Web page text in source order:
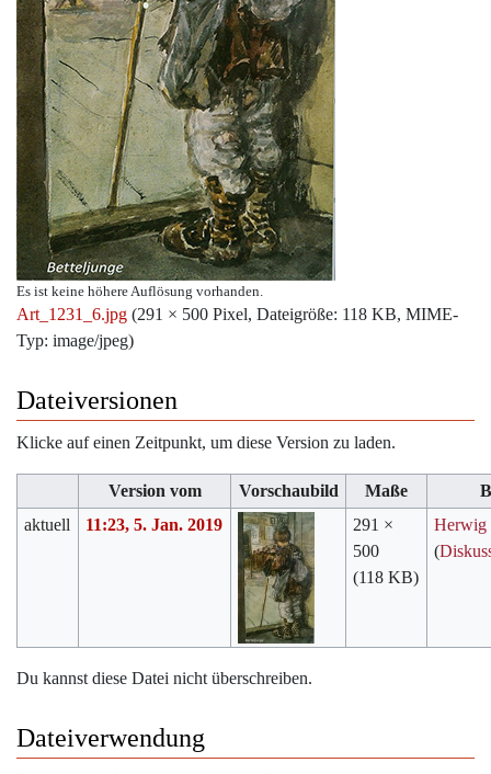
Es ist keine höhere Auflösung vorhanden.
Art_1231_6.jpg (291 × 500 Pixel, Dateigröße: 118 KB, MIME-
Typ: image/jpeg)
Dateiversionen
Klicke auf einen Zeitpunkt, um diese Version zu laden.
Version vom Vorschaubild Maße
aktuell
11:23, 5. Jan. 2019
291 ×
500
(118 KB)
Herwig
(
Du kannst diese Datei nicht überschreiben.
Dateiverwendung